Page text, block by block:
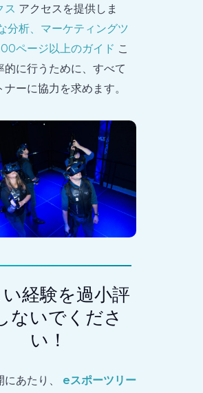
ス アクセスを提供しま
分析、マーケティングツ
ページ以上のガイド こ
的に行うために、すべて
ナーに協力を求めます。
経験を過小評
ないでくださ
い！
にあたり、 eスポーツリー